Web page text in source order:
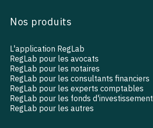
Nos produits
L'application RegLab
RegLab pour les avocats
RegLab pour les notaires
RegLab pour les consultants financiers
RegLab pour les experts comptables
RegLab pour les fonds d'investissement
RegLab pour les autres